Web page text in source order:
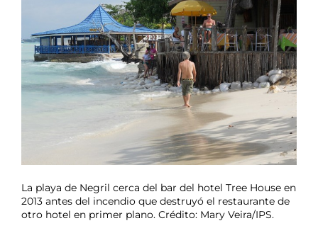
La playa de Negril cerca del bar del hotel Tree House en
2013 antes del incendio que destruyó el restaurante de
otro hotel en primer plano. Crédito: Mary Veira/IPS.